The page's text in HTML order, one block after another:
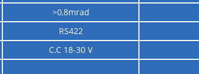
>0,8mrad
RS422
C.C 18-30 V